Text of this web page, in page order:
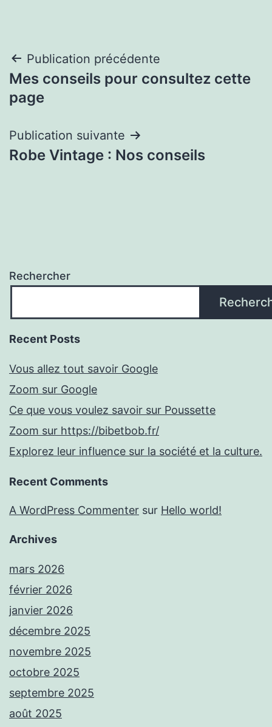
Navigation
de
Publication précédente
Mes conseils pour consultez cette
page
Publication suivante
Robe Vintage : Nos conseils
Rechercher
Recent Posts
Vous allez tout savoir Google
Zoom sur Google
Ce que vous voulez savoir sur Poussette
Zoom sur https://bibetbob.fr/
Explorez leur influence sur la société et la culture.
Recent Comments
A WordPress Commenter sur Hello world!
Archives
mars 2026
février 2026
janvier 2026
décembre 2025
novembre 2025
octobre 2025
septembre 2025
août 2025